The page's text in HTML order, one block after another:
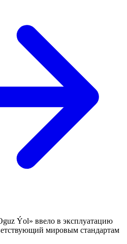
Ýol» ввело в эксплуатацию
мировым стандартам